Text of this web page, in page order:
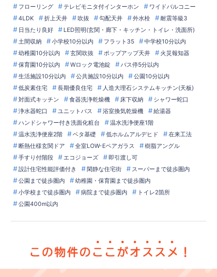
フローリング
テレビモニタ付インターホン
ワイドバルコニー
4LDK
折上天井 吹抜 勾配天井 外水栓
耐震等級3
日当たり良好
LED照明(玄関・廊下・キッチン・トイレ・洗面所)
土間収納
小学校10分以内 フラット35
中学校10分以内
幼稚園10分以内
玄関吹抜 ポップアップ天井
火災報知器
保育園10分以内
Wロック電池錠
バス停5分以内
生活施設10分以内
公共施設10分以内
公園10分以内
低炭素住宅
長期優良住宅
人造大理石システムキッチン(天板)
対面式キッチン
食器洗浄乾燥機 床下収納
シャワー蛇口
浄水器蛇口
ユニットバス 浴室換気乾燥機
給湯器
ハンドシャワー付き洗面化粧台
温水洗浄便座1階
温水洗浄便座2階
ベタ基礎 低ホルムアルデヒド
在来工法
断熱仕様玄関ドア
全室LOW-Eペアガラス
樹脂アングル
手すり付階段
エコジョーズ
即引渡し可
設計住宅性能評価付き
閑静な住宅街
スーパーまで徒歩圏内
公園まで徒歩圏内
幼稚園・保育園まで徒歩圏内
小学校まで徒歩圏内
病院まで徒歩圏内
トイレ2箇所
公園400m以内